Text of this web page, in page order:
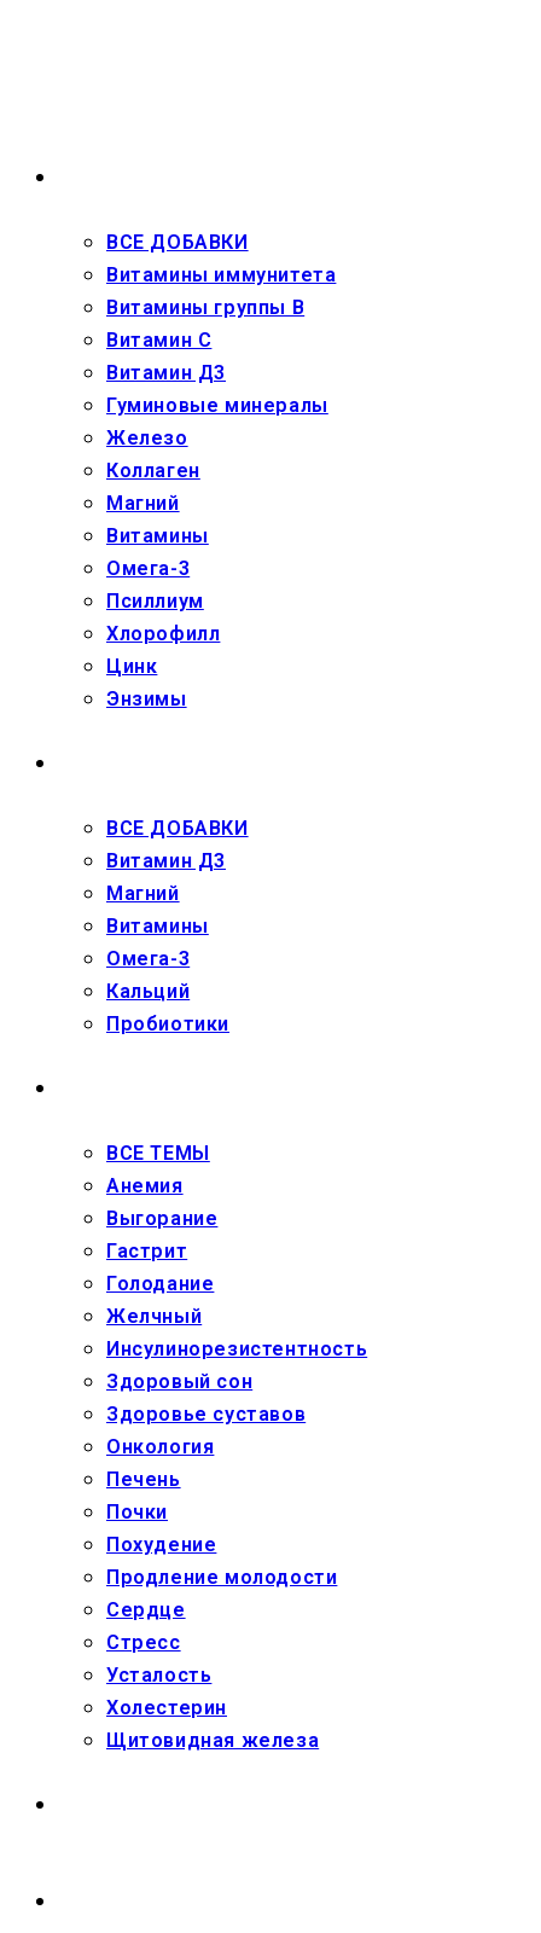
ВСЕ ДОБАВКИ
Витамины иммунитета
Витамины группы В
Витамин С
Витамин Д3
Гуминовые минералы
Железо
Коллаген
Магний
Витамины
Омега-3
Псиллиум
Хлорофилл
Цинк
Энзимы
ВСЕ ДОБАВКИ
Витамин Д3
Магний
Витамины
Омега-3
Кальций
Пробиотики
ВСЕ ТЕМЫ
Анемия
Выгорание
Гастрит
Голодание
Желчный
Инсулинорезистентность
Здоровый сон
Здоровье суставов
Онкология
Печень
Почки
Похудение
Продление молодости
Сердце
Стресс
Усталость
Холестерин
Щитовидная железа